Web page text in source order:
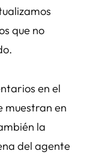
que no
en el
muestran en
la
del agente